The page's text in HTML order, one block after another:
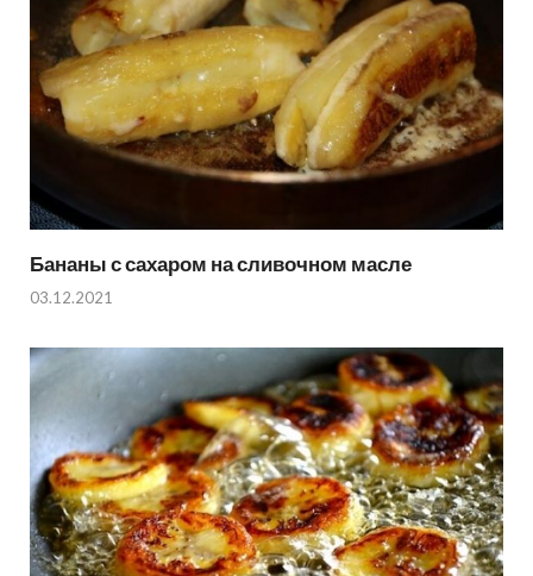
Бананы с сахаром на сливочном масле
03.12.2021